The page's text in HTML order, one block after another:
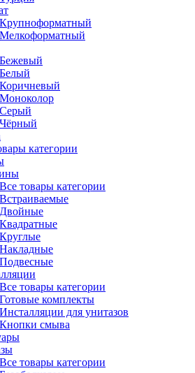
Крупноформатный
Мелкоформатный
Бежевый
Белый
Коричневый
Моноколор
Серый
Чёрный
категории
Все товары категории
Встраиваемые
Двойные
Квадратные
Круглые
Накладные
Подвесные
Все товары категории
Готовые комплекты
Инсталляции для унитазов
Кнопки смыва
Все товары категории